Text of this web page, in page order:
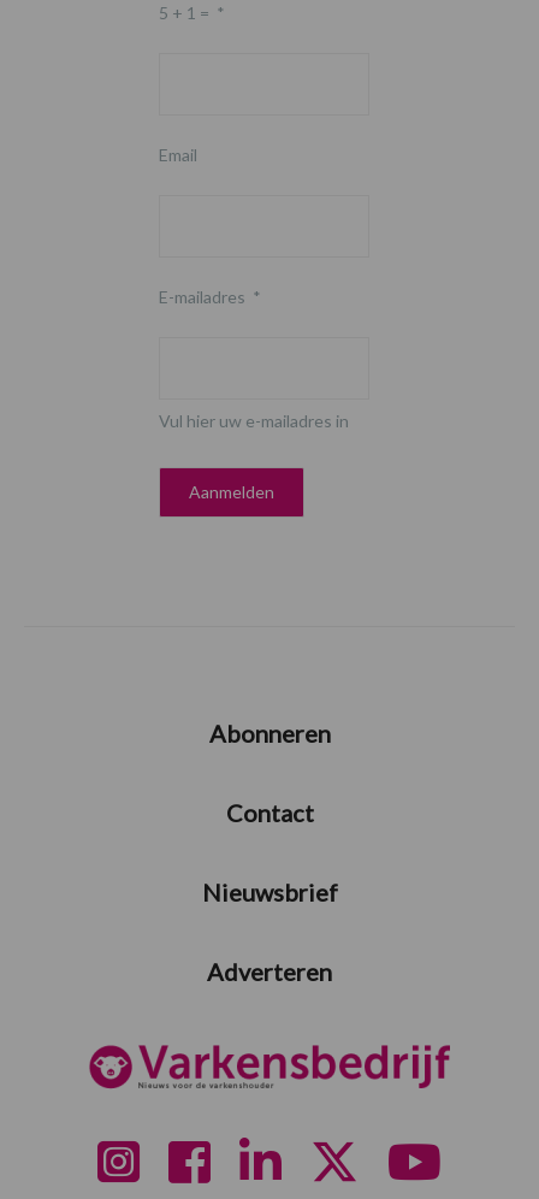
5 + 1 = *
Email
E-mailadres *
Vul hier uw e-mailadres in
Abonneren
Contact
Nieuwsbrief
Adverteren